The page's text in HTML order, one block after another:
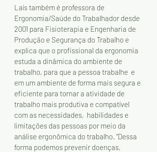
Laís também é professora de
Ergonomia/Saúde do Trabalhador desde
2001 para Fisioterapia e Engenharia de
Produção e Segurança do Trabalho e
explica que o profissional da ergonomia
estuda a dinâmica do ambiente de
trabalho, para que a pessoa trabalhe  e
em um ambiente de forma mais segura e
eficiente para tornar a atividade de
trabalho mais produtiva e compatível
com as necessidades,  habilidades e
limitações das pessoas por meio da
análise ergonômica do trabalho. “Dessa
forma podemos prevenir doenças,